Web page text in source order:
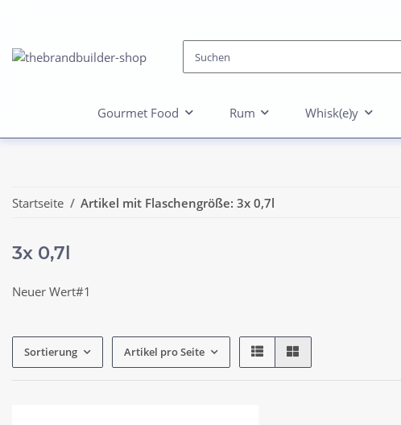
Gourmet Food Rum Whisk(e)y
Startseite Artikel mit Flaschengröße: 3x 0,7l
3x 0,7l
Neuer Wert#1
Sortierung Artikel pro Seite